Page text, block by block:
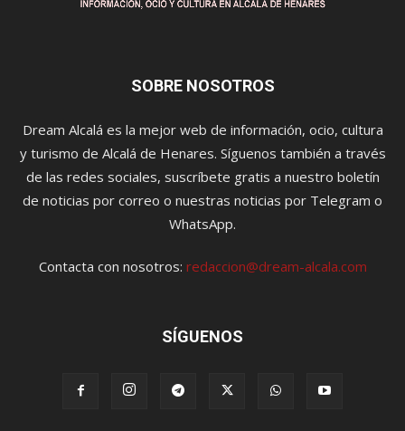
SOBRE NOSOTROS
Dream Alcalá es la mejor web de información, ocio, cultura
y turismo de Alcalá de Henares. Síguenos también a través
de las redes sociales, suscríbete gratis a nuestro boletín
de noticias por correo o nuestras noticias por Telegram o
WhatsApp.
Contacta con nosotros: redaccion@dream-alcala.com
SÍGUENOS